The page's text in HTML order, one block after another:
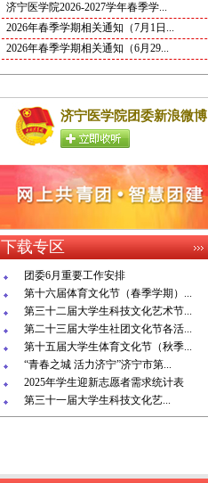
济宁医学院2026-2027学年春季学...
2026年春季学期相关通知（7月1日...
2026年春季学期相关通知（6月29...
济宁医学院团委新浪微博
下载专区
团委6月重要工作安排
第十六届体育文化节（春季学期）...
第三十二届大学生科技文化艺术节...
第二十三届大学生社团文化节各活...
第十五届大学生体育文化节（秋季...
“青春之城 活力济宁”济宁市第...
2025年学生迎新志愿者需求统计表
第三十一届大学生科技文化艺...